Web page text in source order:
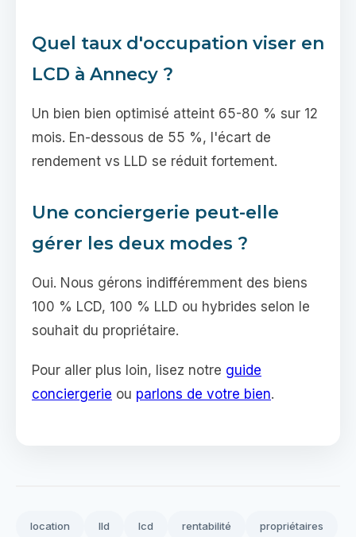
Quel taux d'occupation viser en
LCD à Annecy ?
Un bien bien optimisé atteint 65-80 % sur 12
mois. En-dessous de 55 %, l'écart de
rendement vs LLD se réduit fortement.
Une conciergerie peut-elle
gérer les deux modes ?
Oui. Nous gérons indifféremment des biens
100 % LCD, 100 % LLD ou hybrides selon le
souhait du propriétaire.
Pour aller plus loin, lisez notre guide
conciergerie ou parlons de votre bien.
location lld lcd rentabilité propriétaires